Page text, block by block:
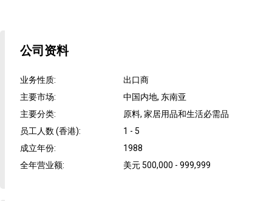
公司资料
业务性质:
出口商
主要市场:
中国内地, 东南亚
主要分类:
原料, 家居用品和生活必需品
员工人数 (香港):
1 - 5
成立年份:
1988
全年营业额: 美元 500,000 - 999,999